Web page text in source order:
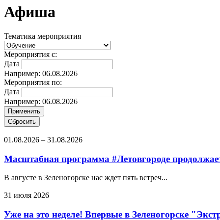
Афиша
Тематика мероприятия
Мероприятия с:
Дата
Например: 06.08.2026
Мероприятия по:
Дата
Например: 06.08.2026
01.08.2026 – 31.08.2026
Масштабная программа #Летовгороде
В августе в Зеленогорске нас ждет пять встреч...
31 июля 2026
Уже на это неделе! Впервые в Зеленогорске